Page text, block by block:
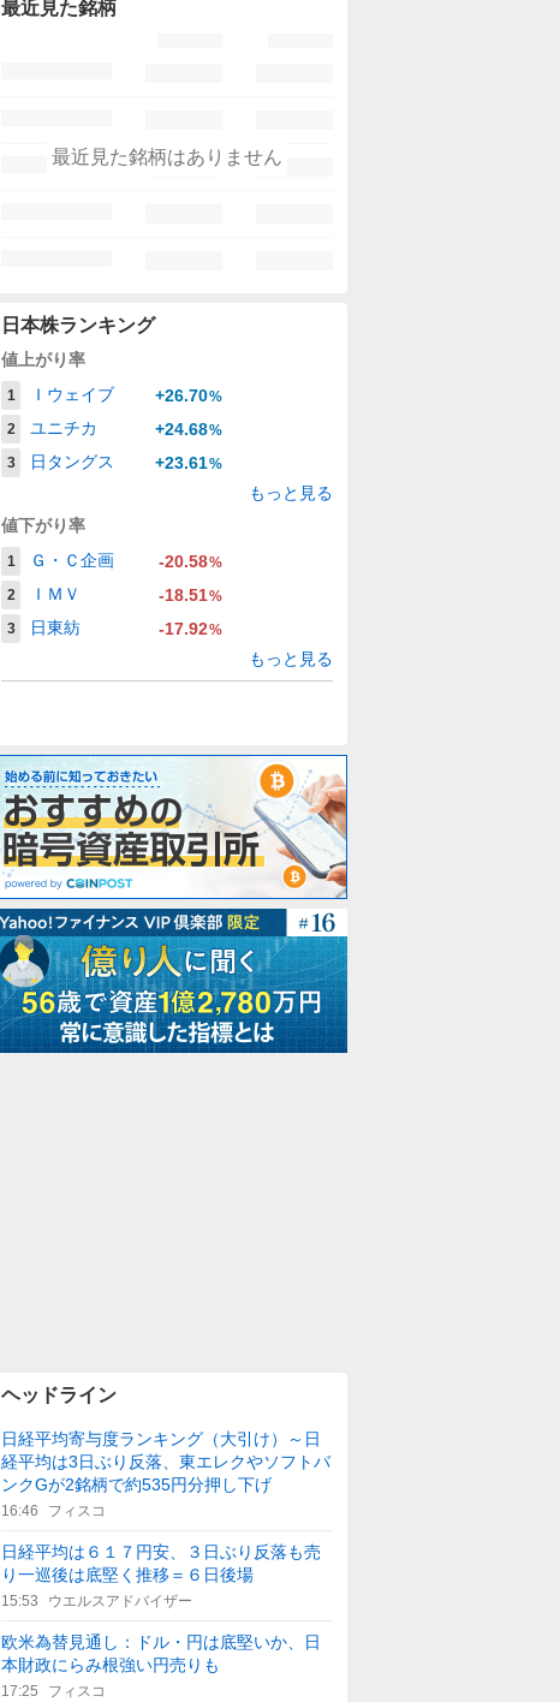
最近見た銘柄
最近見た銘柄はありません
日本株ランキング
値上がり率
1 Ｉウェイブ +26.70%
2
ユニチカ +24.68%
3
日タングス +23.61%
もっと見る
値下がり率
1 Ｇ・Ｃ企画 -20.58%
2
ＩＭＶ -18.51%
3
日東紡 -17.92%
もっと見る
ヘッドライン
日経平均寄与度ランキング（大引け）～日
経平均は3日ぶり反落、東エレクやソフトバ
ンクGが2銘柄で約535円分押し下げ
16:46 フィスコ
日経平均は６１７円安、３日ぶり反落も売
り一巡後は底堅く推移＝６日後場
15:53 ウエルスアドバイザー
欧米為替見通し：ドル・円は底堅いか、日
本財政にらみ根強い円売りも
17:25 フィスコ